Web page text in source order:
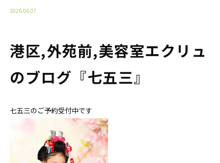
2026.06.07
港区,外苑前,美容室エクリュ
のブログ『七五三』
七五三のご予約受付中です